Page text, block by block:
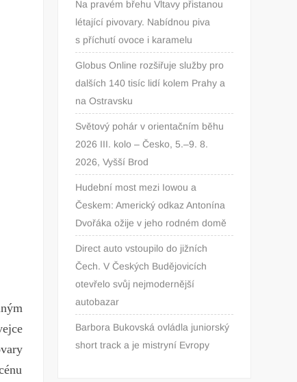
Na pravém břehu Vltavy přistanou
létající pivovary. Nabídnou piva
s příchutí ovoce i karamelu
Globus Online rozšiřuje služby pro
dalších 140 tisíc lidí kolem Prahy a
na Ostravsku
Světový pohár v orientačním běhu
2026 III. kolo – Česko, 5.–9. 8.
2026, Vyšší Brod
Hudební most mezi Iowou a
Českem: Americký odkaz Antonína
Dvořáka ožije v jeho rodném domě
Direct auto vstoupilo do jižních
Čech. V Českých Budějovicích
otevřelo svůj nejmodernější
autobazar
Barbora Bukovská ovládla juniorský
short track a je mistryní Evropy